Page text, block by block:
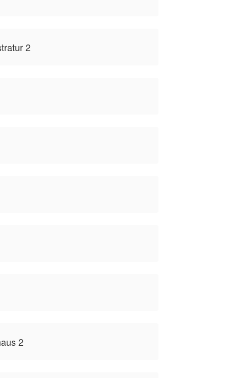
2
2